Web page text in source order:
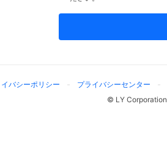
バシーポリシー プライバシーセンター
© LY Corporation